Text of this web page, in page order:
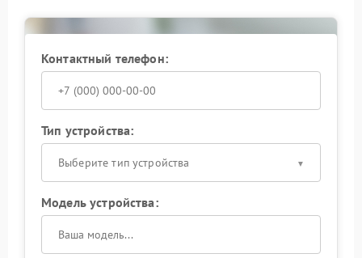
Контактный телефон:
Тип устройства:
Выберите тип устройства
Модель устройства: